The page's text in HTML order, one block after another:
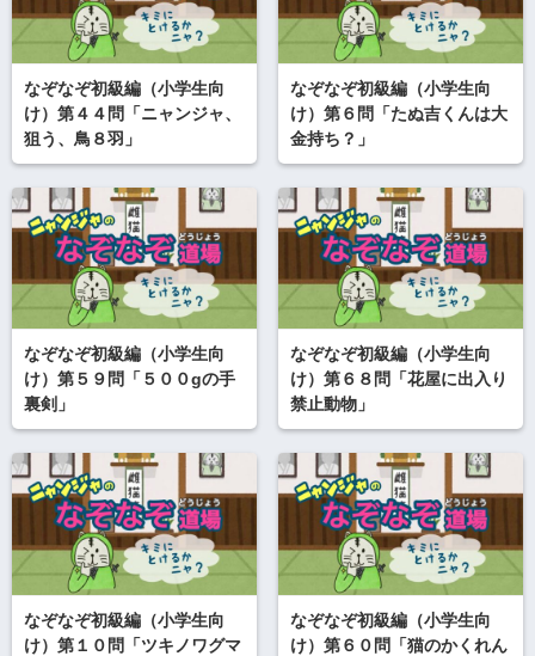
なぞなぞ初級編（小学生向
け）第４４問「ニャンジャ、
狙う、鳥８羽」
なぞなぞ初級編（小学生向
け）第６問「たぬ吉くんは大
金持ち？」
なぞなぞ初級編（小学生向
け）第５９問「５００gの手
裏剣」
なぞなぞ初級編（小学生向
け）第６８問「花屋に出入り
禁止動物」
なぞなぞ初級編（小学生向
け）第１０問「ツキノワグマ
なぞなぞ初級編（小学生向
け）第６０問「猫のかくれん